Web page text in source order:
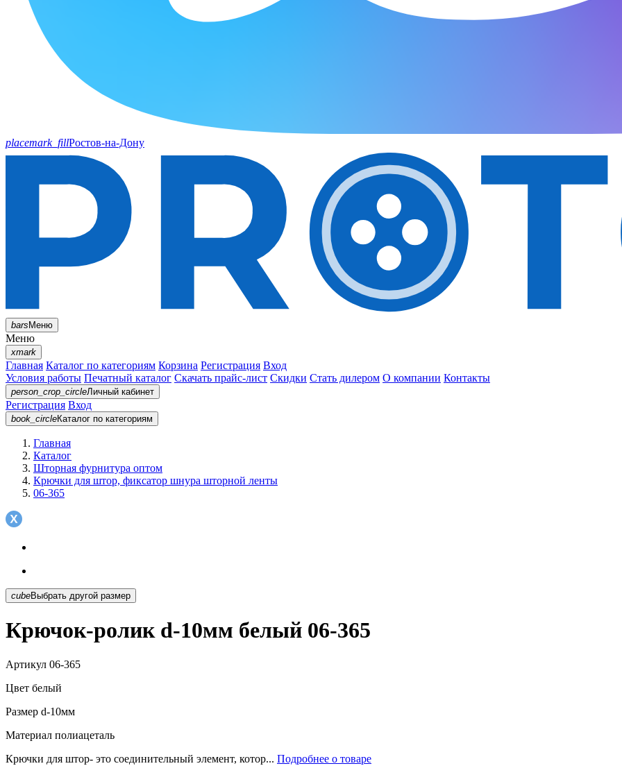
placemark_fillРостов-на-Дону
barsМеню
Меню
xmark
Главная Каталог по категориям Корзина Регистрация Вход
Условия работы Печатный каталог Скачать прайс-лист Скидки Стать дилером О компании Контакты
person_crop_circleЛичный кабинет
Регистрация Вход
book_circleКаталог по категориям
Главная
Каталог
Шторная фурнитура оптом
Крючки для штор, фиксатор шнура шторной ленты
06-365
cubeВыбрать другой размер
Крючок-ролик d-10мм белый 06-365
Артикул 06-365
Цвет белый
Размер d-10мм
Материал полиацеталь
Крючки для штор- это соединительный элемент, котор... Подробнее о товаре